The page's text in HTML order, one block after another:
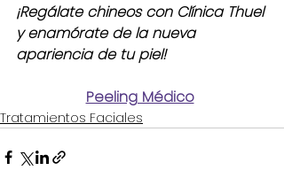
¡Regálate chineos con Clínica Thuel
y enamórate de la nueva
apariencia de tu piel!
Peeling Médico
Tratamientos Faciales